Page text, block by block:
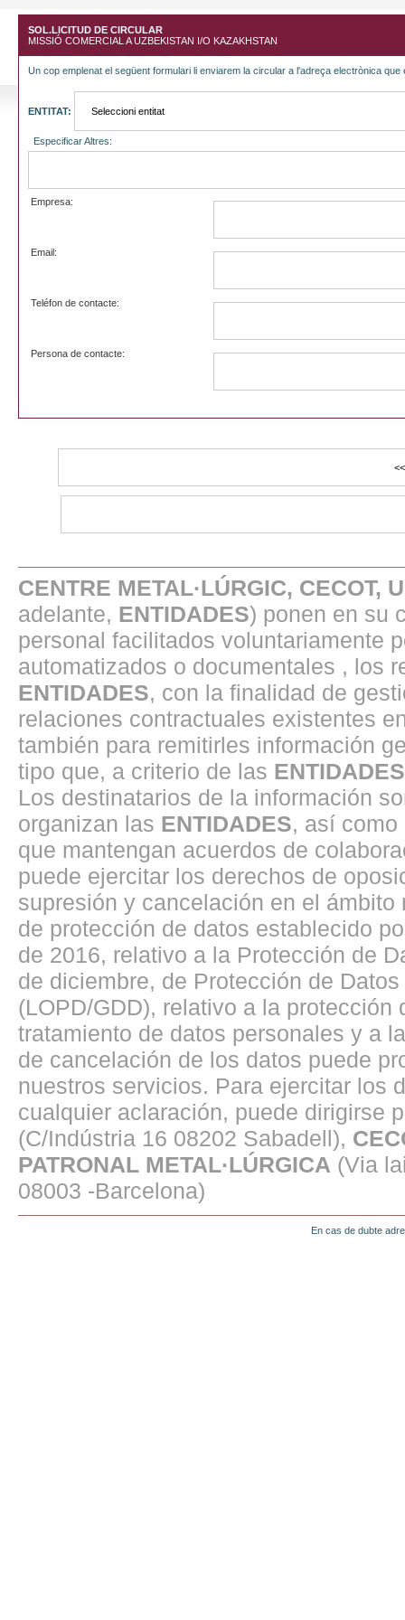
SOL.LICITUD DE CIRCULAR
MISSIÓ COMERCIAL A UZBEKISTAN I/O KAZAKHSTAN
Un cop emplenat el següent formulari li enviarem la circular a l'adreça electrònica que
ENTITAT:
Especificar Altres:
Empresa:
Email:
Teléfon de contacte:
Persona de contacte:
CENTRE METAL·LÚRGIC, CECOT,
adelante, ENTIDADES) ponen en su
personal facilitados voluntariamente
automatizados o documentales , los
ENTIDADES, con la finalidad de
relaciones contractuales existentes
también para remitirles información
tipo que, a criterio de las ENTIDADES
Los destinatarios de la información
organizan las ENTIDADES, así como
que mantengan acuerdos de
puede ejercitar los derechos de
supresión y cancelación en el
de protección de datos establecido
de 2016, relativo a la Protección de
de diciembre, de Protección de
(LOPD/GDD), relativo a la
tratamiento de datos personales y a
de cancelación de los datos puede
nuestros servicios. Para ejercitar los
cualquier aclaración, puede dirigirse
(C/Indústria 16 08202 Sabadell),
PATRONAL METAL·LÚRGICA (Via
08003 -Barcelona)
En cas de dubte